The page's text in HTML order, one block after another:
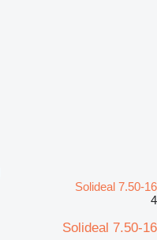
Solideal 7.50-16
4
Solideal 7.50-16